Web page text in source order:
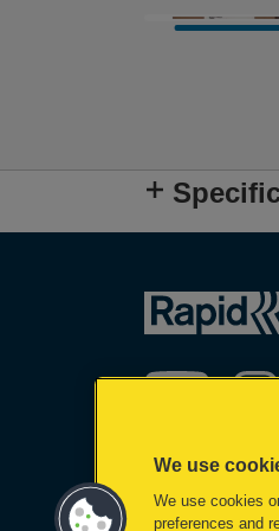
©2026
We use
We use cookies
preferences and